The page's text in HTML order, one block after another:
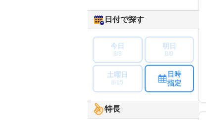
日付で探す
今日
8/8
明日
8/9
土曜日
8/15
日時
指定
特長